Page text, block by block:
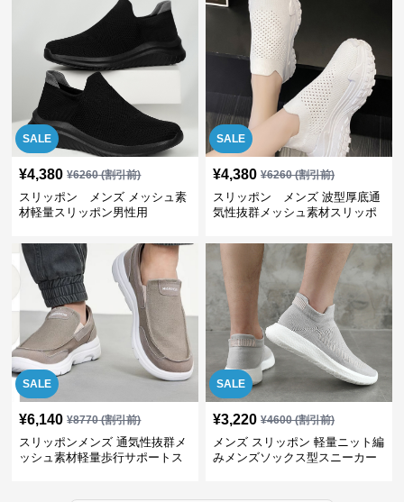
SALE
¥4,380 ¥6260(割引前)
スリッポン メンズ メッシュ素
材軽量スリッポン男性用
SALE
¥4,380 ¥6260(割引前)
スリッポン メンズ 波型厚底通
気性抜群メッシュ素材スリッポ
SALE
¥6,140 ¥8770(割引前)
スリッポンメンズ 通気性抜群メ
ッシュ素材軽量歩行サポートス
SALE
¥3,220 ¥4600(割引前)
メンズ スリッポン 軽量ニット編
みメンズソックス型スニーカー